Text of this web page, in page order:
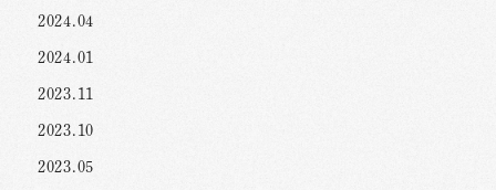
2024.04
2024.01
2023.11
2023.10
2023.05